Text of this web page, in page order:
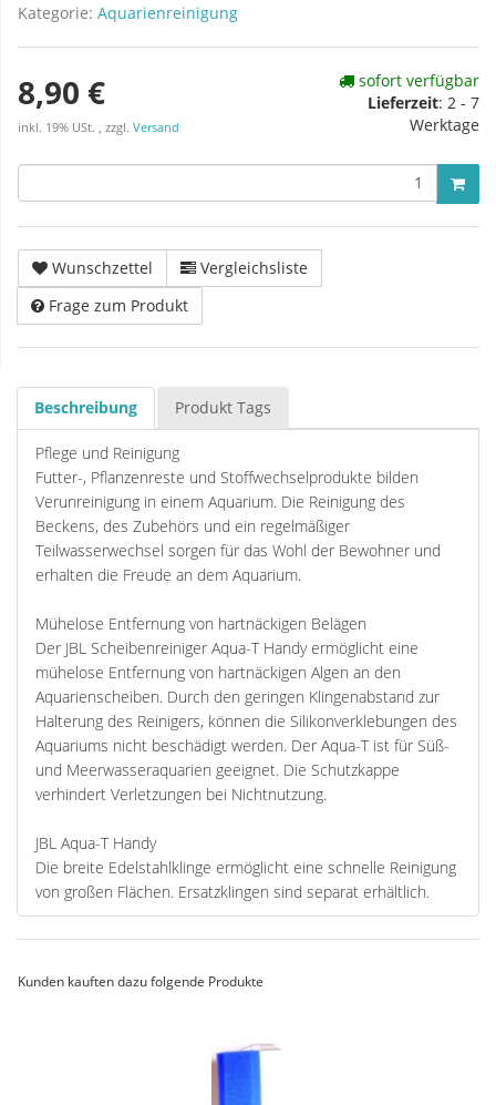
Kategorie: Aquarienreinigung
8,90 €
inkl. 19% USt. , zzgl. Versand
sofort verfügbar
Lieferzeit: 2 - 7
Werktage
Wunschzettel
Vergleichsliste
Frage zum Produkt
Beschreibung Produkt Tags
Pflege und Reinigung
Futter-, Pflanzenreste und Stoffwechselprodukte bilden
Verunreinigung in einem Aquarium. Die Reinigung des
Beckens, des Zubehörs und ein regelmäßiger
Teilwasserwechsel sorgen für das Wohl der Bewohner und
erhalten die Freude an dem Aquarium.
Mühelose Entfernung von hartnäckigen Belägen
Der JBL Scheibenreiniger Aqua-T Handy ermöglicht eine
mühelose Entfernung von hartnäckigen Algen an den
Aquarienscheiben. Durch den geringen Klingenabstand zur
Halterung des Reinigers, können die Silikonverklebungen des
Aquariums nicht beschädigt werden. Der Aqua-T ist für Süß-
und Meerwasseraquarien geeignet. Die Schutzkappe
verhindert Verletzungen bei Nichtnutzung.
JBL Aqua-T Handy
Die breite Edelstahlklinge ermöglicht eine schnelle Reinigung
von großen Flächen. Ersatzklingen sind separat erhältlich.
Kunden kauften dazu folgende Produkte